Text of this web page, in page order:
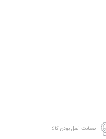
ضمانت اصل بودن کالا